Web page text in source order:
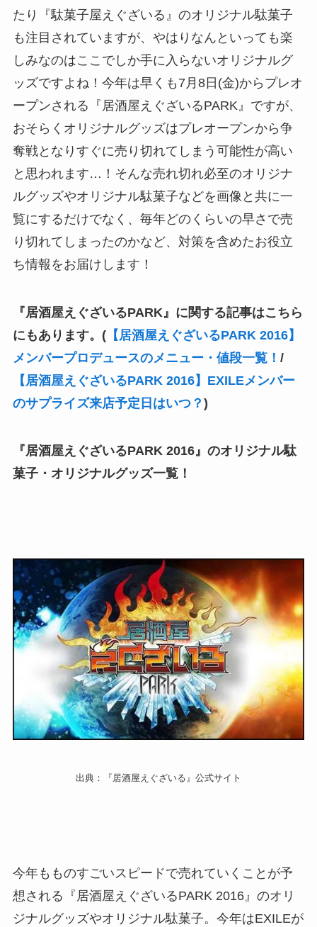
たり『駄菓子屋えぐざいる』のオリジナル駄菓子
も注目されていますが、やはりなんといっても楽
しみなのはここでしか手に入らないオリジナルグ
ッズですよね！今年は早くも7月8日(金)からプレオ
ープンされる『居酒屋えぐざいるPARK』ですが、
おそらくオリジナルグッズはプレオープンから争
奪戦となりすぐに売り切れてしまう可能性が高い
と思われます…！そんな売れ切れ必至のオリジナ
ルグッズやオリジナル駄菓子などを画像と共に一
覧にするだけでなく、毎年どのくらいの早さで売
り切れてしまったのかなど、対策を含めたお役立
ち情報をお届けします！
『居酒屋えぐざいるPARK』に関する記事はこちら
にもあります。(【居酒屋えぐざいるPARK 2016】
メンバープロデュースのメニュー・値段一覧！ /
【居酒屋えぐざいるPARK 2016】EXILEメンバー
のサプライズ来店予定日はいつ？ )
『居酒屋えぐざいるPARK 2016』のオリジナル駄
菓子・オリジナルグッズ一覧！
出典：『居酒屋えぐざいる』公式サイト
今年もものすごいスピードで売れていくことが予
想される『居酒屋えぐざいるPARK 2016』のオリ
ジナルグッズやオリジナル駄菓子。今年はEXILEが